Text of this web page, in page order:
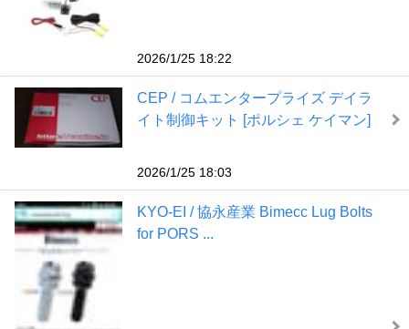
2026/1/25 18:22
CEP / コムエンタープライズ デイラ
イト制御キット [ポルシェ ケイマン]
2026/1/25 18:03
KYO-EI / 協永産業 Bimecc Lug Bolts
for PORS ...